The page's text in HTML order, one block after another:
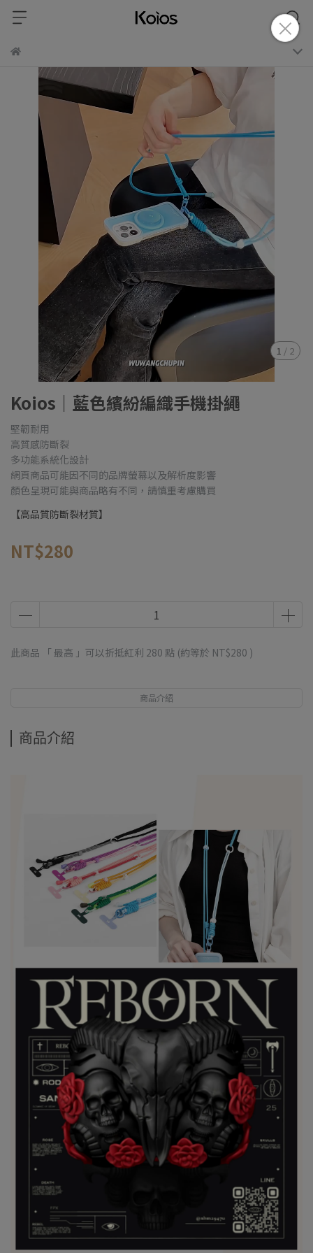
1 / 2
Koios｜藍色繽紛編織手機掛繩
堅韌耐用
高質感防斷裂
多功能系統化設計
網頁商品可能因不同的品牌螢幕以及解析度影響
顏色呈現可能與商品略有不同，請慎重考慮購買
【高品質防斷裂材質】
NT$280
此商品 「 最高 」可以折抵紅利 280 點 (約等於 NT$280 )
商品介紹
商品介紹